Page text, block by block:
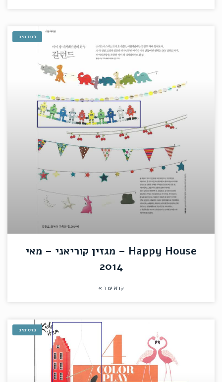
פרסומים
Happy House – מגזין קוריאני – מאי
2014
קרא עוד »
פרסומים